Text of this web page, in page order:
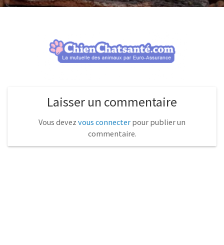
Laisser un commentaire
Vous devez vous connecter pour publier un
commentaire.